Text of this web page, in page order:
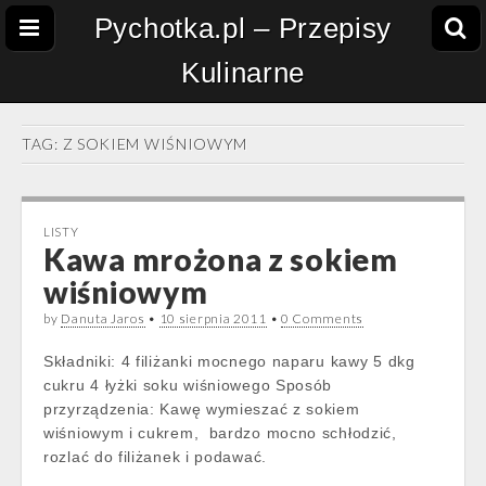
Pychotka.pl – Przepisy
Kulinarne
TAG: Z SOKIEM WIŚNIOWYM
LISTY
Kawa mrożona z sokiem
wiśniowym
by Danuta Jaros • 10 sierpnia 2011 • 0 Comments
Składniki: 4 filiżanki mocnego naparu kawy 5 dkg
cukru 4 łyżki soku wiśniowego Sposób
przyrządzenia: Kawę wymieszać z sokiem
wiśniowym i cukrem, bardzo mocno schłodzić,
rozlać do filiżanek i podawać.